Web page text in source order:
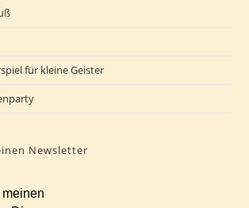
für kleine Geister
Newsletter